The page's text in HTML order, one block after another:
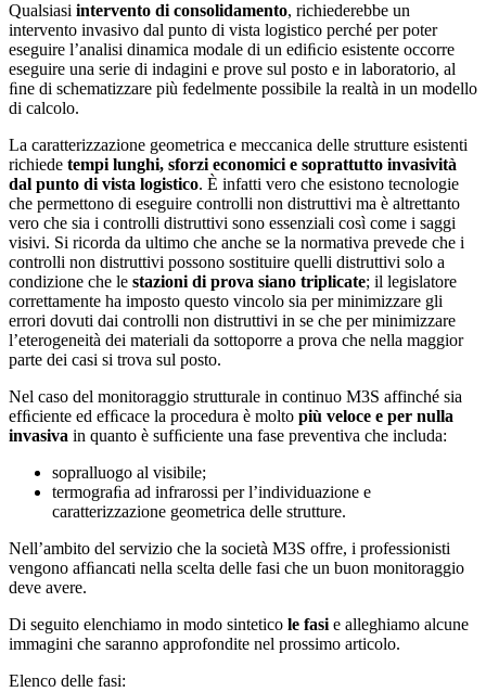
Qualsiasi intervento di consolidamento, richiederebbe un
intervento invasivo dal punto di vista logistico perché per poter
eseguire l’analisi dinamica modale di un ediﬁcio esistente occorre
eseguire una serie di indagini e prove sul posto e in laboratorio, al
ﬁne di schematizzare più fedelmente possibile la realtà in un modello
di calcolo.
La caratterizzazione geometrica e meccanica delle strutture esistenti
richiede tempi lunghi, sforzi economici e soprattutto invasività
dal punto di vista logistico. È infatti vero che esistono tecnologie
che permettono di eseguire controlli non distruttivi ma è altrettanto
vero che sia i controlli distruttivi sono essenziali così come i saggi
visivi. Si ricorda da ultimo che anche se la normativa prevede che i
controlli non distruttivi possono sostituire quelli distruttivi solo a
condizione che le stazioni di prova siano triplicate; il legislatore
correttamente ha imposto questo vincolo sia per minimizzare gli
errori dovuti dai controlli non distruttivi in se che per minimizzare
l’eterogeneità dei materiali da sottoporre a prova che nella maggior
parte dei casi si trova sul posto.
Nel caso del monitoraggio strutturale in continuo M3S affinché sia
efﬁciente ed efﬁcace la procedura è molto più veloce e per nulla
invasiva in quanto è sufﬁciente una fase preventiva che includa:
sopralluogo al visibile;
termograﬁa ad infrarossi per l’individuazione e
caratterizzazione geometrica delle strutture.
Nell’ambito del servizio che la società M3S offre, i professionisti
vengono afﬁancati nella scelta delle fasi che un buon monitoraggio
deve avere.
Di seguito elenchiamo in modo sintetico le fasie alleghiamo alcune
immagini che saranno approfondite nel prossimo articolo.
Elenco delle fasi: